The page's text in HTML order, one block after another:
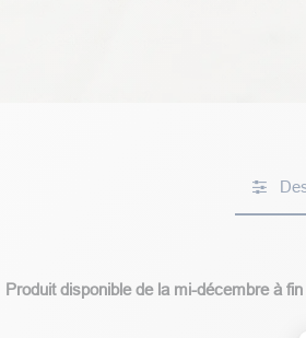
Produit disponible de la mi-décembre à